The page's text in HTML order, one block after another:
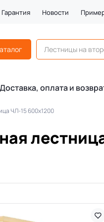
Гарантия Новости
Доставка, оплата и
ЧЛ-15 600х1200